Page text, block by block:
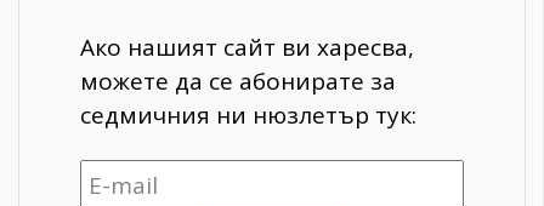
Ако нашият сайт ви харесва,
можете да се абонирате за
седмичния ни нюзлетър тук: